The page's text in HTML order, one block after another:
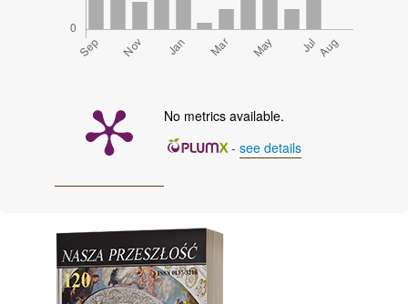
No metrics available.
- see details
Cover image